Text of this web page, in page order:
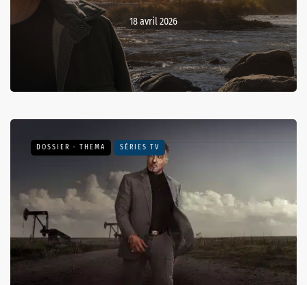
18 avril 2026
DOSSIER - THEMA SÉRIES TV